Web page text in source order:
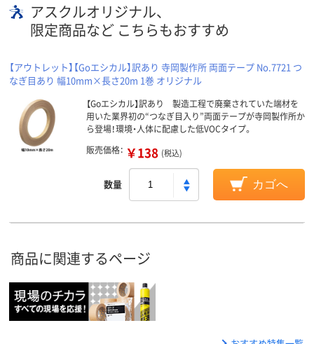
アスクルオリジナル、
限定商品など こちらもおすすめ
【アウトレット】【Goエシカル】訳あり 寺岡製作所 両面テープ No.7721 つ
なぎ目あり 幅10mm×長さ20m 1巻 オリジナル
【Goエシカル】訳あり 製造工程で廃棄されていた端材を
用いた業界初の“つなぎ目入り”両面テープが寺岡製作所か
ら登場！環境・人体に配慮した低VOCタイプ。
販売価格： ￥138 (税込)
数量 カゴへ
商品に関連するページ